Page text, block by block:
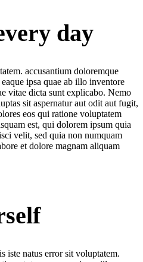
day
accusantium doloremque
ipsa quae ab illo inventore
vitae dicta sunt explicabo. Nemo
sit aspernatur aut odit aut fugit,
eos qui ratione voluptatem
est, qui dolorem ipsum quia
velit, sed quia non numquam
et dolore magnam aliquam
iste natus error sit voluptatem.